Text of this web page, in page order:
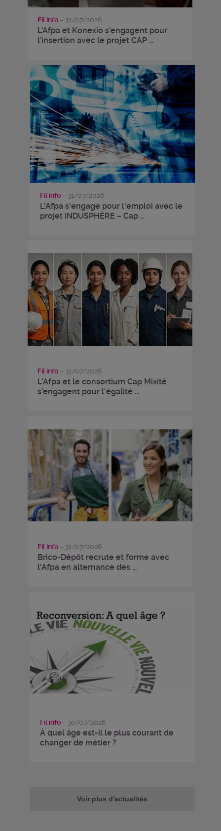
Fil info - 31/07/2026
L’Afpa et Konexio s’engagent pour
l’insertion avec le projet CAP ...
Fil info - 31/07/2026
L'Afpa s'engage pour l'emploi avec le
projet INDUSPHÈRE – Cap ...
Fil info - 31/07/2026
L'Afpa et le consortium Cap Mixité
s’engagent pour l'égalité ...
Fil info - 31/07/2026
Brico-Dépôt recrute et forme avec
l'Afpa en alternance des ...
Fil info - 30/07/2026
À quel âge est-il le plus courant de
changer de métier ?
Voir plus d'actualités